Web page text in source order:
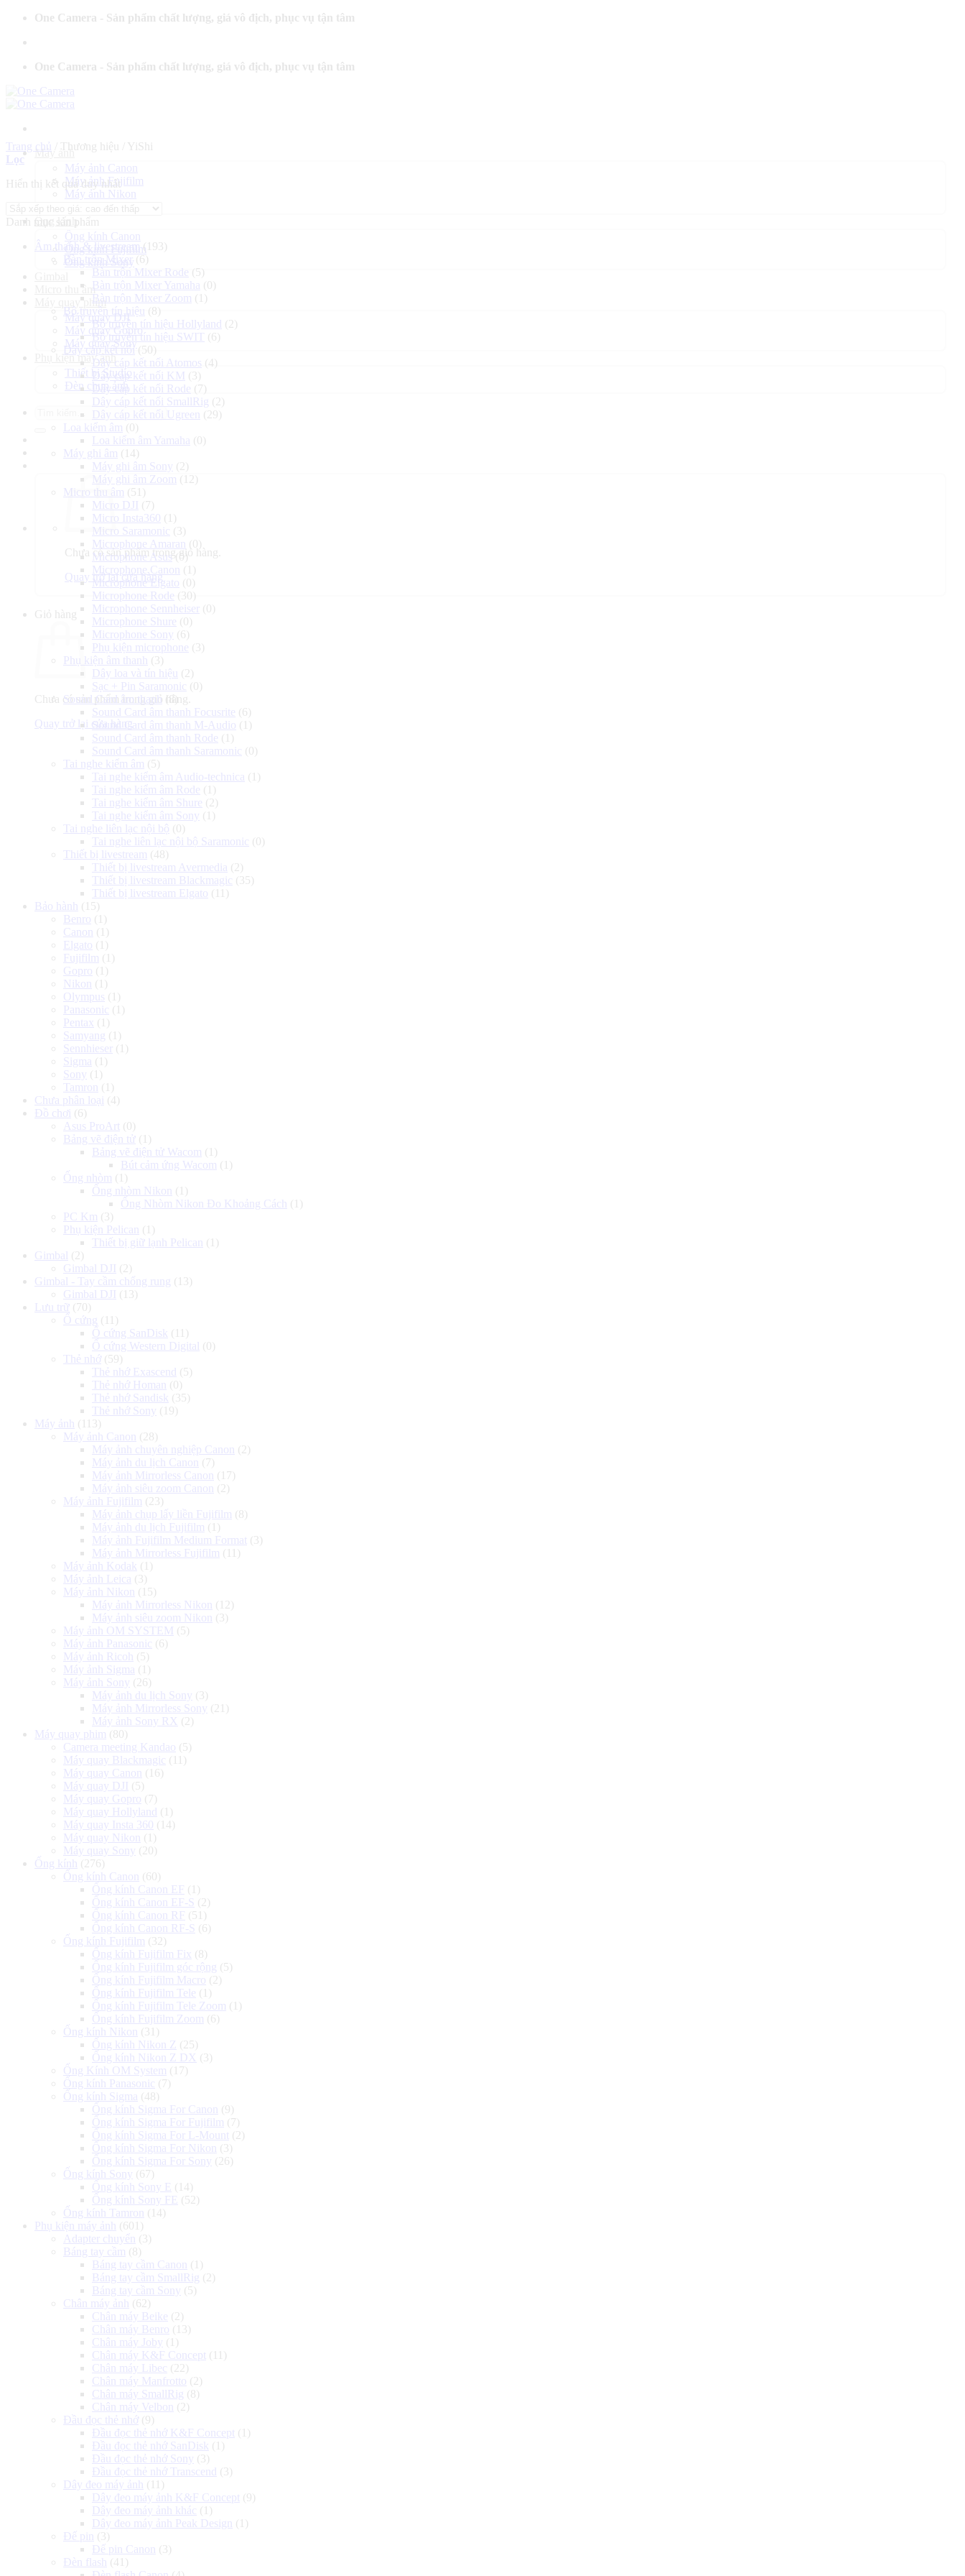
One Camera - Sản phẩm chất lượng, giá vô địch, phục vụ tận tâm
One Camera - Sản phẩm chất lượng, giá vô địch, phục vụ tận tâm
Máy ảnh
Máy ảnh Canon
Máy ảnh Fujifilm
Máy ảnh Nikon
Máy ảnh Sony
Ống kính
Ống kính Canon
Ống kính Fujifilm
Ống kính Sony
Micro thu âm
Máy quay phim
Máy quay DJI
Máy quay Gopro
Máy quay Sony
Phụ kiện máy ảnh
Thiết bị Studio
Đèn chụp ảnh
Chưa có sản phẩm trong giỏ hàng.
Quay trở lại cửa hàng
Giỏ hàng
Chưa có sản phẩm trong giỏ hàng.
Quay trở lại cửa hàng
Trang chủ Thương hiệu
YiShi
Lọc
Hiển thị kết quả duy nhất
Danh mục sản phẩm
Âm thanh & livestream (193)
Bàn trộn Mixer (6)
Bàn trộn Mixer Rode (5)
Bàn trộn Mixer Yamaha (0)
Bàn trộn Mixer Zoom (1)
Bộ truyền tín hiệu
(8)
Bộ truyền tín hiệu Hollyland
(2)
Bộ truyền tín hiệu SWIT (6)
Dây cáp kết nối (50)
Dây cáp kết nối Atomos (4)
Dây cáp kết nối KM (3)
Dây cáp kết nối Rode (7)
Dây cáp kết nối SmallRig (2)
Dây cáp kết nối Ugreen
(29)
Loa kiểm âm (0)
Loa kiểm âm Yamaha (0)
Máy ghi âm (14)
Máy ghi âm Sony (2)
Máy ghi âm Zoom (12)
Micro thu âm (51)
Micro DJI (7)
Micro Insta360 (1)
Micro Saramonic (3)
Microphone Amaran
(0)
Microphone Asus (0)
Microphone Canon
(1)
Microphone Elgato (0)
Microphone Rode (30)
Microphone Sennheiser
(0)
Microphone Shure (0)
Microphone Sony (6)
Phụ kiện microphone (3)
Phụ kiện âm thanh
(3)
Dây loa và tín hiệu
(2)
Sạc + Pin Saramonic (0)
Sound Card âm thanh (8)
Sound Card âm thanh Focusrite (6)
Sound Card âm thanh M-Audio (1)
Sound Card âm thanh Rode (1)
Sound Card âm thanh Saramonic (0)
Tai nghe kiểm âm (5)
Tai nghe kiểm âm Audio-technica (1)
Tai nghe kiểm âm Rode (1)
Tai nghe kiểm âm Shure (2)
Tai nghe kiểm âm Sony (1)
Tai nghe liên lạc nội bộ (0)
Tai nghe liên lạc nội bộ Saramonic (0)
Thiết bị livestream (48)
Thiết bị livestream Avermedia (2)
Thiết bị livestream Blackmagic (35)
Thiết bị livestream Elgato (11)
Bảo hành
(15)
Benro (1)
Canon
(1)
Elgato (1)
Fujifilm (1)
Gopro (1)
Nikon
(1)
Olympus (1)
Panasonic (1)
Pentax (1)
Samyang (1)
Sennhieser
(1)
Sigma (1)
Sony (1)
Tamron
(1)
Chưa phân loại (4)
Đồ chơi (6)
Asus ProArt (0)
Bảng vẽ điện tử (1)
Bảng vẽ điện tử Wacom (1)
Bút cảm ứng Wacom (1)
Ống nhòm (1)
Ống nhòm Nikon
(1)
Ống Nhòm Nikon Đo Khoảng Cách
(1)
PC Km (3)
Phụ kiện Pelican
(1)
Thiết bị giữ lạnh Pelican
(1)
Gimbal (2)
Gimbal DJI (2)
Gimbal - Tay cầm chống rung (13)
Gimbal DJI (13)
Lưu trữ (70)
Ổ cứng (11)
Ổ cứng SanDisk (11)
Ổ cứng Western Digital (0)
Thẻ nhớ (59)
Thẻ nhớ Exascend
(5)
Thẻ nhớ Homan
(0)
Thẻ nhớ Sandisk (35)
Thẻ nhớ Sony (19)
Máy ảnh
(113)
Máy ảnh Canon
(28)
Máy ảnh chuyên nghiệp Canon
(2)
Máy ảnh du lịch Canon
(7)
Máy ảnh Mirrorless Canon
(17)
Máy ảnh siêu zoom Canon
(2)
Máy ảnh Fujifilm (23)
Máy ảnh chụp lấy liền Fujifilm (8)
Máy ảnh du lịch Fujifilm (1)
Máy ảnh Fujifilm Medium Format (3)
Máy ảnh Mirrorless Fujifilm (11)
Máy ảnh Kodak (1)
Máy ảnh Leica (3)
Máy ảnh Nikon
(15)
Máy ảnh Mirrorless Nikon
(12)
Máy ảnh siêu zoom Nikon
(3)
Máy ảnh OM SYSTEM (5)
Máy ảnh Panasonic (6)
Máy ảnh Ricoh
(5)
Máy ảnh Sigma (1)
Máy ảnh Sony (26)
Máy ảnh du lịch Sony (3)
Máy ảnh Mirrorless Sony (21)
Máy ảnh Sony RX (2)
Máy quay phim (80)
Camera meeting Kandao (5)
Máy quay Blackmagic (11)
Máy quay Canon
(16)
Máy quay DJI (5)
Máy quay Gopro (7)
Máy quay Hollyland
(1)
Máy quay Insta 360 (14)
Máy quay Nikon
(1)
Máy quay Sony (20)
Ống kính
(276)
Ống kính Canon
(60)
Ống kính Canon EF
(1)
Ống kính Canon EF-S (2)
Ống kính Canon RF
(51)
Ống kính Canon RF-S (6)
Ống kính Fujifilm (32)
Ống kính Fujifilm Fix (8)
Ống kính Fujifilm góc rộng (5)
Ống kính Fujifilm Macro (2)
Ống kính Fujifilm Tele (1)
Ống kính Fujifilm Tele Zoom (1)
Ống kính Fujifilm Zoom (6)
Ống kính Nikon
(31)
Ống kính Nikon Z (25)
Ống kính Nikon Z DX (3)
Ống Kính OM System (17)
Ống kính Panasonic (7)
Ống kính Sigma (48)
Ống kính Sigma For Canon
(9)
Ống kính Sigma For Fujifilm (7)
Ống kính Sigma For L-Mount (2)
Ống kính Sigma For Nikon
(3)
Ống kính Sigma For Sony (26)
Ống kính Sony (67)
Ống kính Sony E
(14)
Ống kính Sony FE
(52)
Ống kính Tamron
(14)
Phụ kiện máy ảnh
(601)
Adapter chuyển
(3)
Báng tay cầm (8)
Báng tay cầm Canon
(1)
Báng tay cầm SmallRig (2)
Báng tay cầm Sony (5)
Chân máy ảnh
(62)
Chân máy Beike (2)
Chân máy Benro (13)
Chân máy Joby (1)
Chân máy K&F Concept (11)
Chân máy Libec (22)
Chân máy Manfrotto (2)
Chân máy SmallRig (8)
Chân máy Velbon
(2)
Đầu đọc thẻ nhớ (9)
Đầu đọc thẻ nhớ K&F Concept (1)
Đầu đọc thẻ nhớ SanDisk (1)
Đầu đọc thẻ nhớ Sony (3)
Đầu đọc thẻ nhớ Transcend
(3)
Dây đeo máy ảnh
(11)
Dây đeo máy ảnh K&F Concept (9)
Dây đeo máy ảnh khác (1)
Dây đeo máy ảnh Peak Design
(1)
Đế pin
(3)
Đế pin Canon
(3)
Đèn flash
(41)